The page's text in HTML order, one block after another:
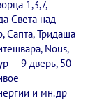
1,3,7,
Света над
Сапта, Тридаша
Nous,
— 9 дверь, 50
и мн.др